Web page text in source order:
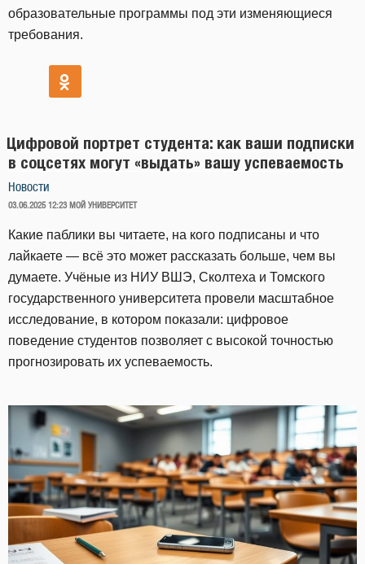
образовательные программы под эти изменяющиеся
требования.
Цифровой портрет студента: как ваши подписки
в соцсетях могут «выдать» вашу успеваемость
Новости
ОПУБЛИКОВАНО
03.06.2025 12:23 МОЙ УНИВЕРСИТЕТ
Какие паблики вы читаете, на кого подписаны и что
лайкаете — всё это может рассказать больше, чем вы
думаете. Учёные из НИУ ВШЭ, Сколтеха и Томского
государственного университета провели масштабное
исследование, в котором показали: цифровое
поведение студентов позволяет с высокой точностью
прогнозировать их успеваемость.